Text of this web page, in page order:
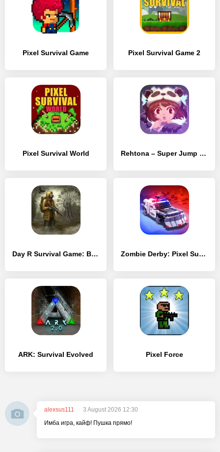
Pixel Survival Game Pixel Survival Game 2
Pixel Survival World Rehtona – Super Jump Pixel Puzzle Game
Day R Survival Game: Выживание Zombie Derby: Pixel Survival
ARK: Survival Evolved Pixel Force
alexsus111
3 August 2026 12:30
Имба игра, кайф! Пушка прямо!